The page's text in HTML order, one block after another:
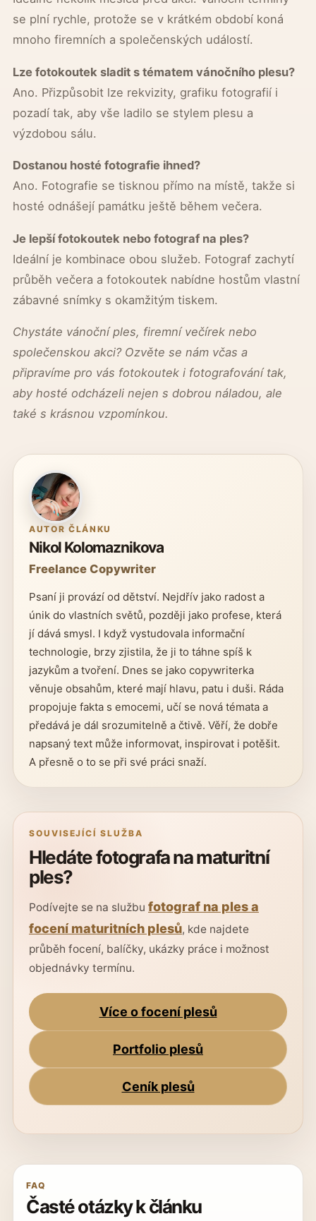
se plní rychle, protože se v krátkém období koná
mnoho firemních a společenských událostí.
Lze fotokoutek sladit s tématem vánočního plesu?
Ano. Přizpůsobit lze rekvizity, grafiku fotografií i
pozadí tak, aby vše ladilo se stylem plesu a
výzdobou sálu.
Dostanou hosté fotografie ihned?
Ano. Fotografie se tisknou přímo na místě, takže si
hosté odnášejí památku ještě během večera.
Je lepší fotokoutek nebo fotograf na ples?
Ideální je kombinace obou služeb. Fotograf zachytí
průběh večera a fotokoutek nabídne hostům vlastní
zábavné snímky s okamžitým tiskem.
Chystáte vánoční ples, firemní večírek nebo
společenskou akci? Ozvěte se nám včas a
připravíme pro vás fotokoutek i fotografování tak,
aby hosté odcházeli nejen s dobrou náladou, ale
také s krásnou vzpomínkou.
AUTOR ČLÁNKU
Nikol Kolomaznikova
Freelance Copywriter
Psaní ji provází od dětství. Nejdřív jako radost a
únik do vlastních světů, později jako profese, která
jí dává smysl. I když vystudovala informační
technologie, brzy zjistila, že ji to táhne spíš k
jazykům a tvoření. Dnes se jako copywriterka
věnuje obsahům, které mají hlavu, patu i duši. Ráda
propojuje fakta s emocemi, učí se nová témata a
předává je dál srozumitelně a čtivě. Věří, že dobře
napsaný text může informovat, inspirovat i potěšit.
A přesně o to se při své práci snaží.
SOUVISEJÍCÍ SLUŽBA
Hledáte fotografa na maturitní
ples?
Podívejte se na službu fotograf na ples a
focení maturitních plesů, kde najdete
průběh focení, balíčky, ukázky práce i možnost
objednávky termínu.
Více o focení plesů
Portfolio plesů
Ceník plesů
FAQ
Časté otázky k článku